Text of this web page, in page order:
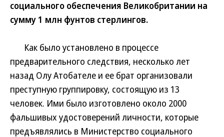
социального обеспечения Великобритании на
сумму 1 млн фунтов стерлингов.
Как было установлено в процессе
предварительного следствия, несколько лет
назад Олу Атобателе и ее брат организовали
преступную группировку, состоящую из 13
человек. Ими было изготовлено около 2000
фальшивых удостоверений личности, которые
предъявлялись в Министерство социального